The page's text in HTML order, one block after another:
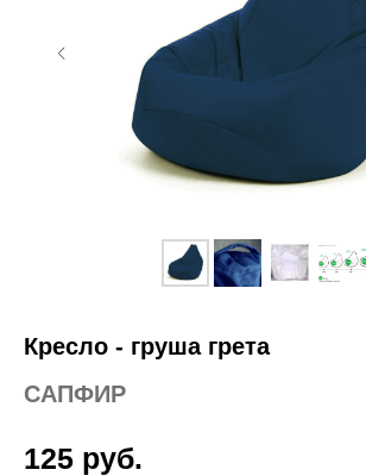
Кресло - груша грета
САПФИР
125 руб.